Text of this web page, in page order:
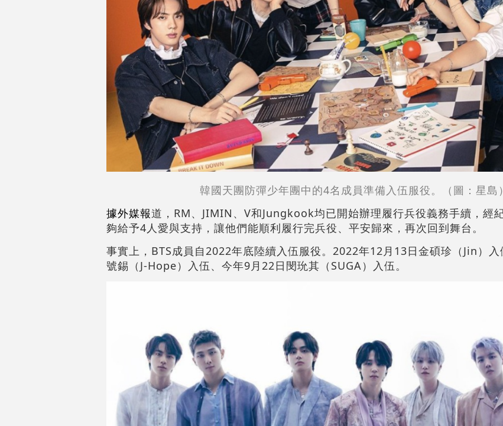
韓國天團防彈少年團中的4名成員準備入伍服役。（圖：星島）
據外媒報道，RM、JIMIN、V和Jungkook均已開始辦理履行兵役義務手續，經
夠給予4人愛與支持，讓他們能順利履行完兵役、平安歸來，再次回到舞台。
事實上，BTS成員自2022年底陸續入伍服役。2022年12月13日金碩珍（Jin）
號錫（J-Hope）入伍、今年9月22日閔玧其（SUGA）入伍。